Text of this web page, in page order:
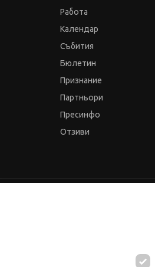
Работа
Календар
Събития
Бюлетин
Признание
Партньори
Пресинфо
Отзиви